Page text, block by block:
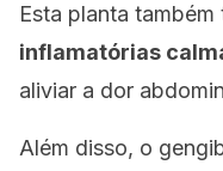
Esta planta também
inflamatórias
aliviar a dor
Além disso, o